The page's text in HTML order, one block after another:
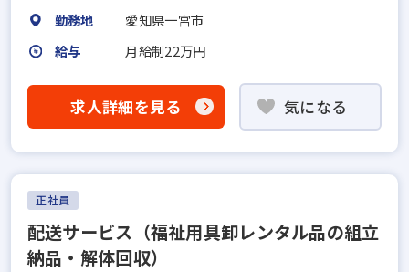
勤務地
愛知県一宮市
給与
月給制22万円
求人詳細を見る 気になる
正社員
配送サービス（福祉用具卸レンタル品の組立
納品・解体回収）